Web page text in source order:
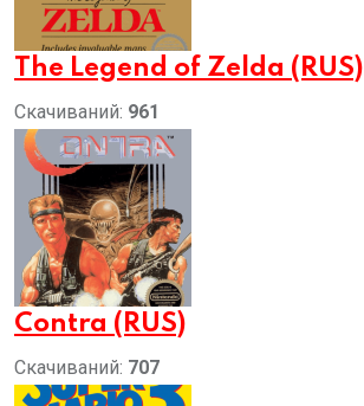
The Legend of Zelda (RUS)
Скачиваний: 961
Contra (RUS)
Скачиваний: 707